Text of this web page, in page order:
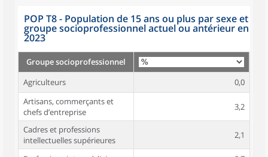
POP T8 - Population de 15 ans ou plus par sexe et
groupe socioprofessionnel actuel ou antérieur en
2023
Groupe socioprofessionnel
Agriculteurs
0,0
Artisans, commerçants et
chefs d’entreprise
3,2
Cadres et professions
intellectuelles supérieures
2,1